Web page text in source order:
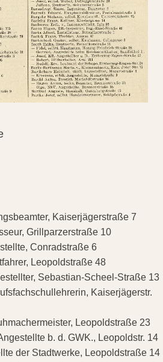
Kaiserjägerstraße 7
Grillparzerstraße 10
Conradstraße 6
Leopoldstraße 48
Sebastian-Scheel-Straße 13
Kaiserjägerstr.
Leopoldstraße 23
b. d. GWK., Leopoldstr. 14
der Stadtwerke, Leopoldstraße 14